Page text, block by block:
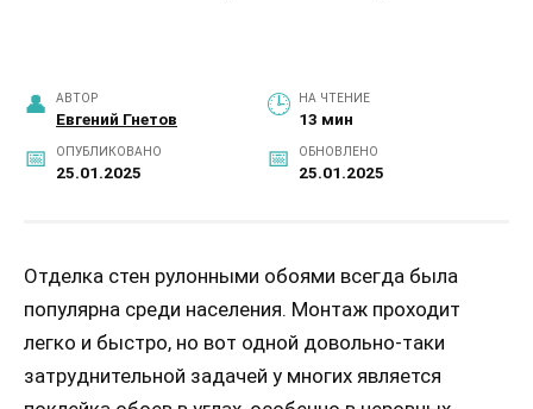
АВТОР
Евгений Гнетов
НА ЧТЕНИЕ
13 мин
ОПУБЛИКОВАНО
25.01.2025
ОБНОВЛЕНО
25.01.2025
Отделка стен рулонными обоями всегда была
популярна среди населения. Монтаж проходит
легко и быстро, но вот одной довольно-таки
затруднительной задачей у многих является